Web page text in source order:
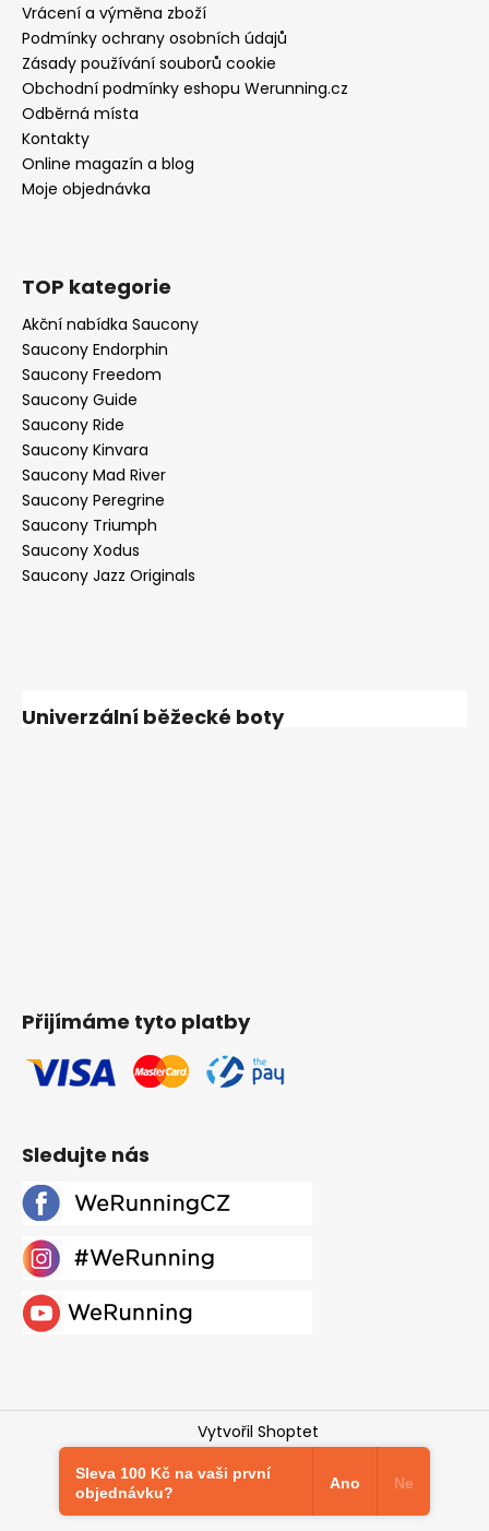
Vrácení a výměna zboží
Podmínky ochrany osobních údajů
Zásady používání souborů cookie
Obchodní podmínky eshopu Werunning.cz
Odběrná místa
Kontakty
Online magazín a blog
Moje objednávka
TOP kategorie
Akční nabídka Saucony
Saucony Endorphin
Saucony Freedom
Saucony Guide
Saucony Ride
Saucony Kinvara
Saucony Mad River
Saucony Peregrine
Saucony Triumph
Saucony Xodus
Saucony Jazz Originals
Univerzální běžecké boty
Přijímáme tyto platby
Sledujte nás
Vytvořil Shoptet
Copyright 2026
Werunning.cz
vyhrazena.Upravit nastavení cookies
Sleva 100 Kč na vaši první
objednávku?
Ano Ne